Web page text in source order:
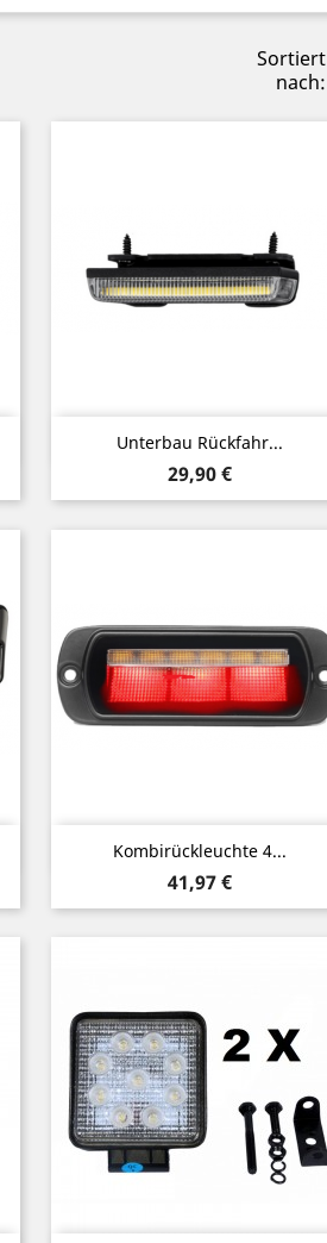
Sortiert
nach:
Unterbau Rückfahr...
Preis
29,90 €
Vorschau
Kombirückleuchte 4...
Preis
41,97 €
Vorschau